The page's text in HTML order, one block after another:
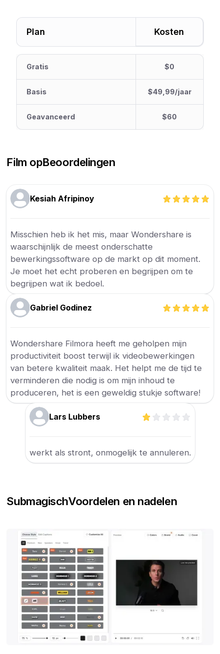
Plan Kosten
Gratis $0
Basis $49,99/jaar
Geavanceerd $60
Film opBeoordelingen
Kesiah Afripinoy
Misschien heb ik het mis, maar Wondershare is
waarschijnlijk de meest onderschatte
bewerkingssoftware op de markt op dit moment.
Je moet het echt proberen en begrijpen om te
begrijpen wat ik bedoel.
Gabriel Godinez
Wondershare Filmora heeft me geholpen mijn
productiviteit boost terwijl ik videobewerkingen
van betere kwaliteit maak. Het helpt me de tijd te
verminderen die nodig is om mijn inhoud te
produceren, het is een geweldig stukje software!
Lars Lubbers
werkt als stront, onmogelijk te annuleren.
SubmagischVoordelen en nadelen